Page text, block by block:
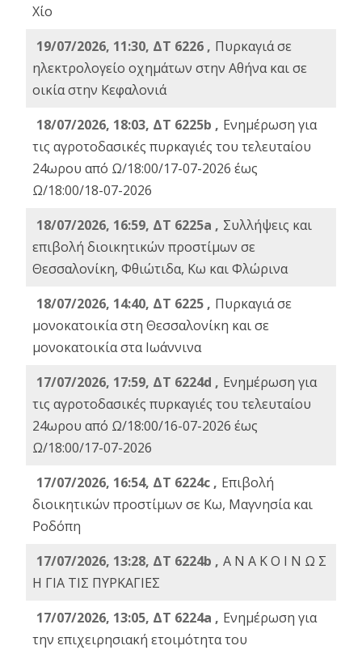
Χίο
19/07/2026, 11:30, ΔΤ 6226 , Πυρκαγιά σε
ηλεκτρολογείο οχημάτων στην Αθήνα και σε
οικία στην Κεφαλονιά
18/07/2026, 18:03, ΔΤ 6225b , Ενημέρωση για
τις αγροτοδασικές πυρκαγιές του τελευταίου
24ωρου από Ω/18:00/17-07-2026 έως
Ω/18:00/18-07-2026
18/07/2026, 16:59, ΔT 6225a , Συλλήψεις και
επιβολή διοικητικών προστίμων σε
Θεσσαλονίκη, Φθιώτιδα, Κω και Φλώρινα
18/07/2026, 14:40, ΔΤ 6225 , Πυρκαγιά σε
μονοκατοικία στη Θεσσαλονίκη και σε
μονοκατοικία στα Ιωάννινα
17/07/2026, 17:59, ΔΤ 6224d , Ενημέρωση για
τις αγροτοδασικές πυρκαγιές του τελευταίου
24ωρου από Ω/18:00/16-07-2026 έως
Ω/18:00/17-07-2026
17/07/2026, 16:54, ΔΤ 6224c , Επιβολή
διοικητικών προστίμων σε Κω, Μαγνησία και
Ροδόπη
17/07/2026, 13:28, ΔΤ 6224b , Α Ν Α Κ Ο Ι Ν Ω Σ
Η ΓΙΑ ΤΙΣ ΠΥΡΚΑΓΙΕΣ
17/07/2026, 13:05, ΔΤ 6224a , Ενημέρωση για
την επιχειρησιακή ετοιμότητα του